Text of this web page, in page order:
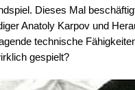
Dieses Mal
Anatoly Karpov und
technische
gespielt?